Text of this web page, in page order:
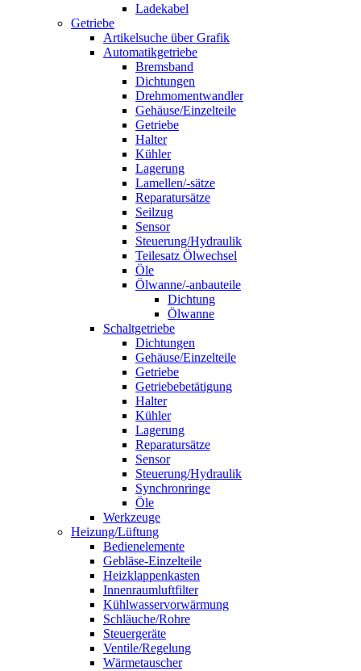
Ladekabel
Getriebe
Artikelsuche über Grafik
Automatikgetriebe
Bremsband
Dichtungen
Drehmomentwandler
Gehäuse/Einzelteile
Getriebe
Halter
Kühler
Lagerung
Lamellen/-sätze
Reparatursätze
Seilzug
Sensor
Steuerung/Hydraulik
Teilesatz Ölwechsel
Öle
Ölwanne/-anbauteile
Dichtung
Ölwanne
Schaltgetriebe
Dichtungen
Gehäuse/Einzelteile
Getriebe
Getriebebetätigung
Halter
Kühler
Lagerung
Reparatursätze
Sensor
Steuerung/Hydraulik
Synchronringe
Öle
Werkzeuge
Heizung/Lüftung
Bedienelemente
Gebläse-Einzelteile
Heizklappenkasten
Innenraumluftfilter
Kühlwasservorwärmung
Schläuche/Rohre
Steuergeräte
Ventile/Regelung
Wärmetauscher